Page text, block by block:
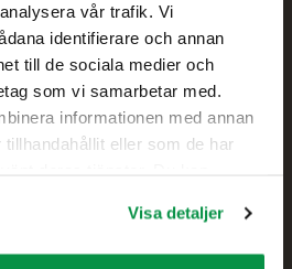
vår trafik. Vi
identifierare och annan
till de sociala medier och
som vi samarbetar med.
informationen med annan
eller som de har
om kakor (cookies)-
sidan.
Visa detaljer